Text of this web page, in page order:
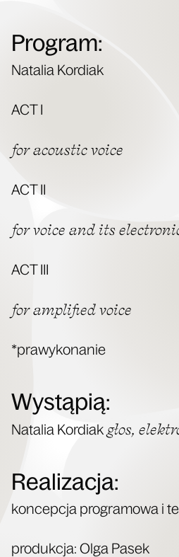
Program:
Nata­lia Kordiak
ACT I
for aco­ustic voice
ACT II
for voice and its
ACT III
for ampli­fied voice
*pra­wy­ko­na­nie
Wystąpią:
Nata­lia Kor­diak głos,
Realizacja:
kon­cep­cja pro­gra­mo­wa i
pro­duk­cja: Olga Pasek